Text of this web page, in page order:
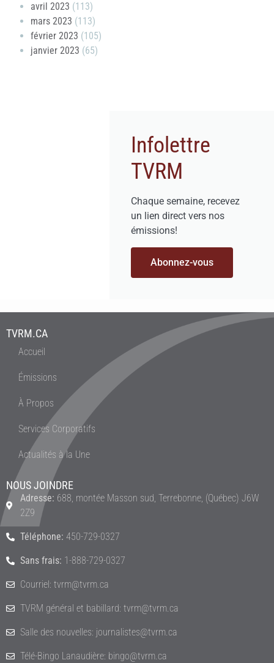
avril 2023 (113)
mars 2023 (113)
février 2023 (105)
janvier 2023 (65)
Infolettre
TVRM
Chaque semaine, recevez
un lien direct vers nos
émissions!
Abonnez-vous
TVRM.CA
Accueil
Émissions
À Propos
Services Corporatifs
Actualités à la Une
NOUS JOINDRE
Adresse: 688, montée Masson sud, Terrebonne, (Québec) J6W
2Z9
Téléphone: 450-729-0327
Sans frais: 1-888-729-0327
Courriel: tvrm@tvrm.ca
TVRM général et babillard: tvrm@tvrm.ca
Salle des nouvelles: journalistes@tvrm.ca
Télé-Bingo Lanaudière: bingo@tvrm.ca